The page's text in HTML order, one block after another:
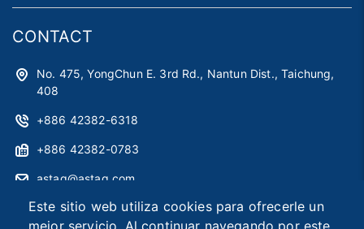
Este sitio web utiliza cookies para ofrecerle un
mejor servicio. Al continuar navegando por este
CONTACT
No. 475, YongChun E. 3rd Rd., Nantun Dist., Taichung,
408
+886 42382-6318
+886 42382-0783
astag@astag.com
roger@astag.com